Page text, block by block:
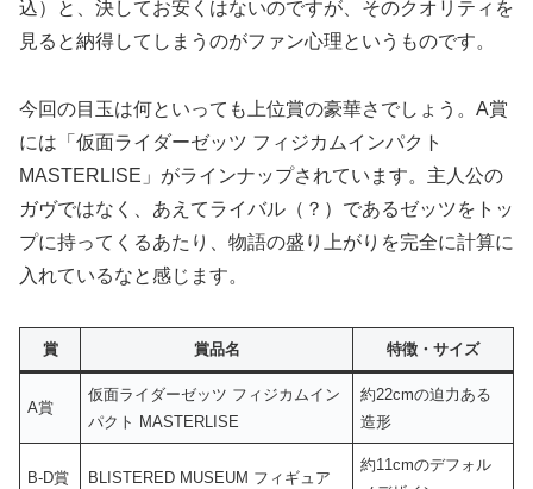
込）と、決してお安くはないのですが、そのクオリティを
見ると納得してしまうのがファン心理というものです。
今回の目玉は何といっても上位賞の豪華さでしょう。A賞
には「仮面ライダーゼッツ フィジカムインパクト
MASTERLISE」がラインナップされています。主人公の
ガヴではなく、あえてライバル（？）であるゼッツをトッ
プに持ってくるあたり、物語の盛り上がりを完全に計算に
入れているなと感じます。
賞 賞品名 特徴・サイズ
A賞
仮面ライダーゼッツ フィジカムイン
パクト MASTERLISE
約22cmの迫力ある
造形
B-D賞 BLISTERED MUSEUM フィギュア
約11cmのデフォル